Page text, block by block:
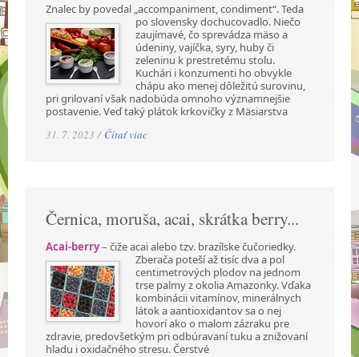
Znalec by povedal „accompaniment, condiment“. Teda
po slovensky dochucovadlo. Niečo
zaujímavé, čo sprevádza mäso a
údeniny, vajíčka, syry, huby či
zeleninu k prestretému stolu.
Kuchári i konzumenti ho obvykle
chápu ako menej dôležitú surovinu,
pri grilovaní však nadobúda omnoho významnejšie
postavenie. Veď taký plátok krkovičky z Mäsiarstva
31. 7. 2023 / Čítať viac
Černica, moruša, acai, skrátka berry...
Acai-berry– čiže acai alebo tzv. brazílske čučoriedky.
Zberača poteší až tisíc dva a pol
centimetrových plodov na jednom
trse palmy z okolia Amazonky. Vďaka
kombinácii vitamínov, minerálnych
látok a aantioxidantov sa o nej
hovorí ako o malom zázraku pre
zdravie, predovšetkým pri odbúravaní tuku a znižovaní
hladu i oxidačného stresu. Čerstvé